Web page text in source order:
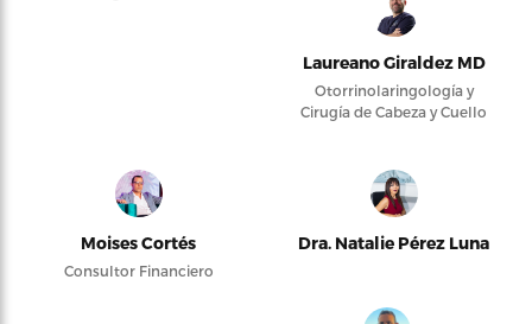
Laureano Giraldez MD
Otorrinolaringología y
Cirugía de Cabeza y Cuello
Moises Cortés
Consultor Financiero
Dra. Natalie Pérez Luna